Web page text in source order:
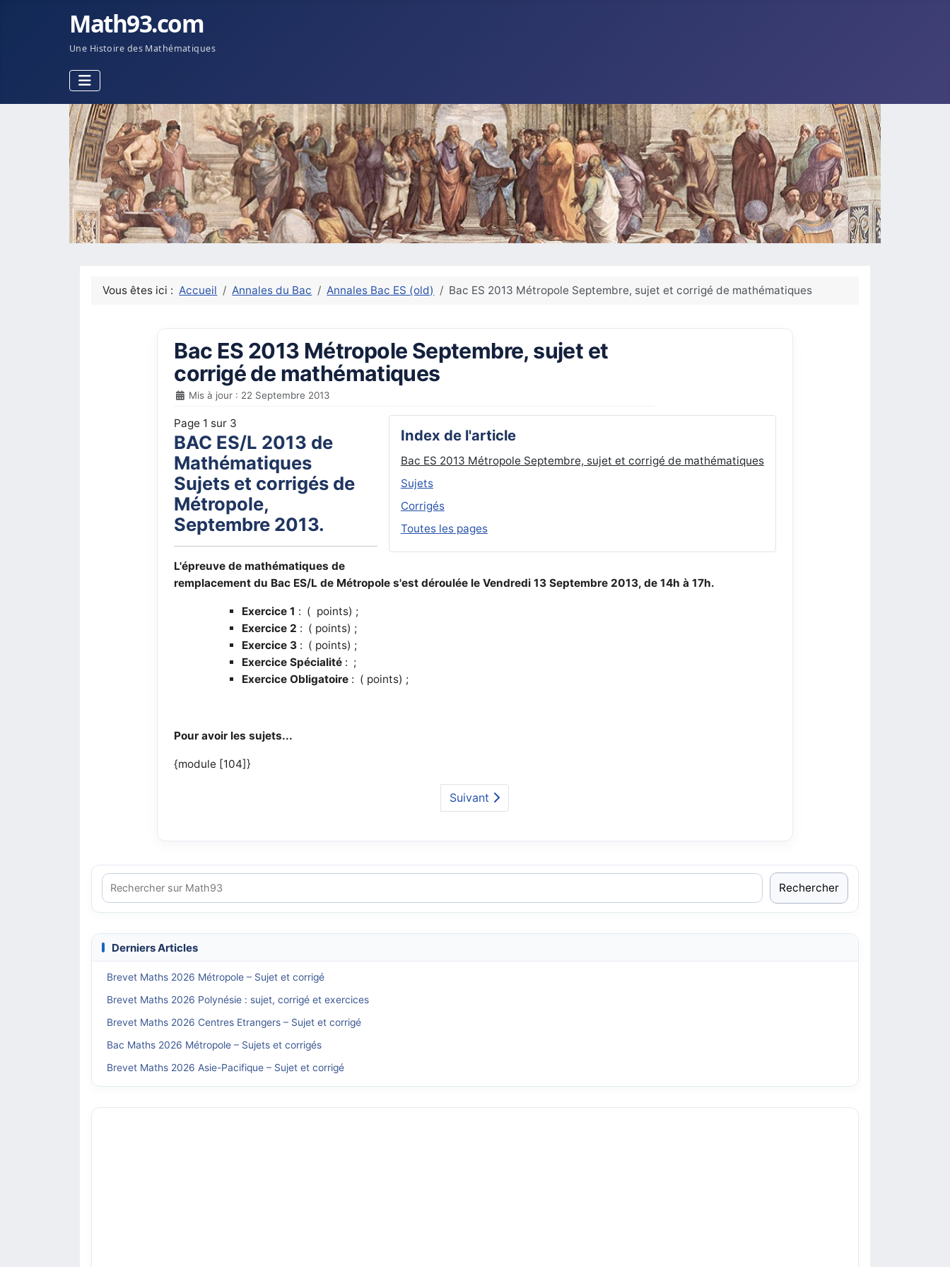
Math93.com
Une Histoire des Mathématiques
Vous êtes ici :Accueil Annales du Bac Annales Bac ES (old) Bac ES 2013 Métropole Septembre, sujet et corrigé de mathématiques
Bac ES 2013 Métropole Septembre, sujet et
corrigé de mathématiques
Mis à jour : 22 Septembre 2013
Index de l'article
Bac ES 2013 Métropole Septembre, sujet et corrigé de mathématiques
Sujets
Corrigés
Toutes les pages
Page 1 sur 3
BAC ES/L 2013 de
Mathématiques
Sujets et corrigés de
Métropole,
Septembre 2013.
L'épreuve de mathématiques de
remplacement du Bac ES/L de Métropole s'est déroulée le Vendredi 13 Septembre 2013, de 14h à 17h.
Exercice 1 : ( points) ;
Exercice 2 : ( points) ;
Exercice 3 : ( points) ;
Exercice Spécialité : ;
Exercice Obligatoire : ( points) ;
Pour avoir les sujets...
{module [104]}
Suivant
Rechercher
Derniers Articles
Brevet Maths 2026 Métropole – Sujet et corrigé
Brevet Maths 2026 Polynésie : sujet, corrigé et exercices
Brevet Maths 2026 Centres Etrangers – Sujet et corrigé
Bac Maths 2026 Métropole – Sujets et corrigés
Brevet Maths 2026 Asie-Pacifique – Sujet et corrigé